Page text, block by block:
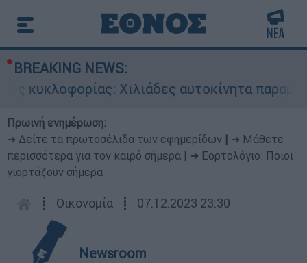
BREAKING NEWS:
κυκλοφορίας: Χιλιάδες αυτοκίνητα
Πρωινή ενημέρωση:
➔ Δείτε τα πρωτοσέλιδα των εφημερίδων
➔ Μάθετε
περισσότερα για τον καιρό σήμερα
➔ Εορτολόγιο: Ποιοι
γιορτάζουν σήμερα
┋ Οικονομία ┋ 07.12.2023 23:30
Newsroom